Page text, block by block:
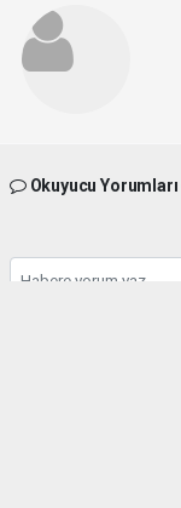
Okuyucu Yorumları